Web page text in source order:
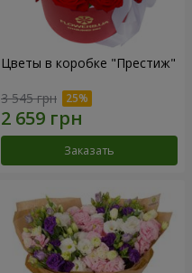
Цветы в коробке "Престиж"
3 545 грн
Заказать